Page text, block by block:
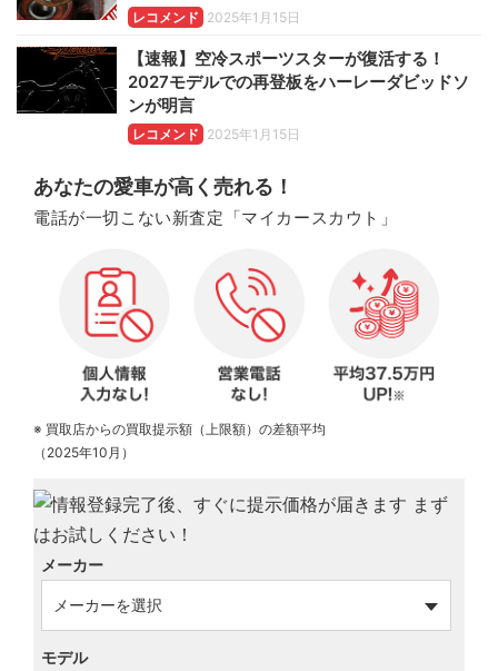
レコメンド 2025年1月15日
【速報】空冷スポーツスターが復活する！
2027モデルでの再登板をハーレーダビッドソ
ンが明言
レコメンド 2025年1月15日
あなたの愛車が高く売れる！
電話が一切こない新査定「マイカースカウト」
※ 買取店からの買取提示額（上限額）の差額平均
（2025年10月）
メーカー
モデル